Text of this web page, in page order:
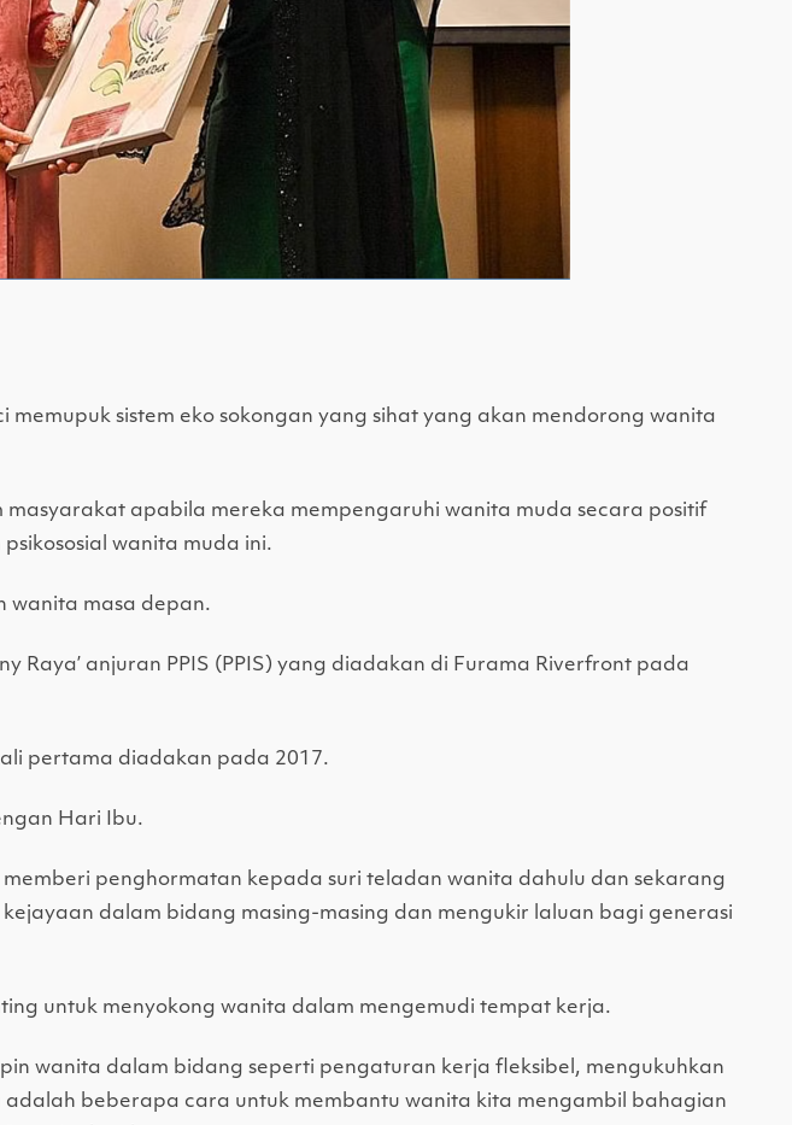
sistem eko sokongan yang sihat yang akan mendorong wanita
apabila mereka mempengaruhi wanita muda secara positif
wanita muda ini.
wanita masa depan.
Raya’ anjuran PPIS (PPIS) yang diadakan di Furama Riverfront pada
pertama diadakan pada 2017.
Hari Ibu.
memberi penghormatan kepada suri teladan wanita dahulu dan sekarang
dalam bidang masing-masing dan mengukir laluan bagi generasi
untuk menyokong wanita dalam mengemudi tempat kerja.
wanita dalam bidang seperti pengaturan kerja fleksibel, mengukuhkan
beberapa cara untuk membantu wanita kita mengambil bahagian